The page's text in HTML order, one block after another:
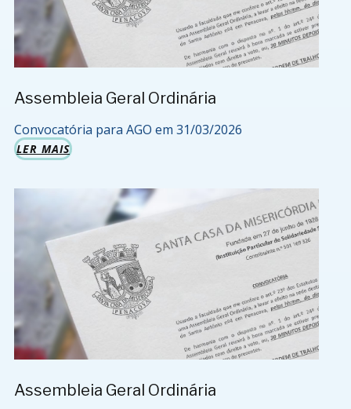
Assembleia Geral Ordinária
Convocatória para AGO em 31/03/2026
LER MAIS
Assembleia Geral Ordinária